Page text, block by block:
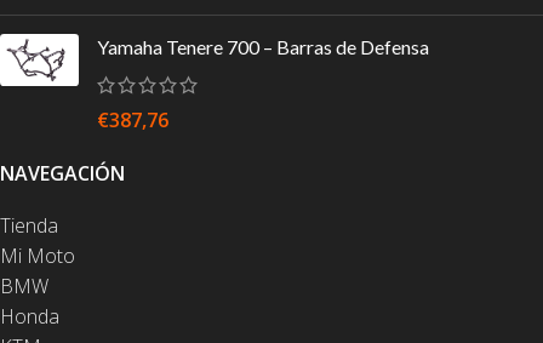
Yamaha Tenere 700 – Barras de Defensa
€387,76
NAVEGACIÓN
Tienda
Mi Moto
BMW
Honda